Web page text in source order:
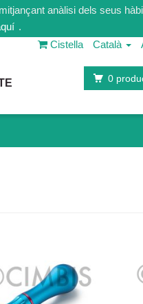
anàlisi dels seus
.
Cistella Català
0